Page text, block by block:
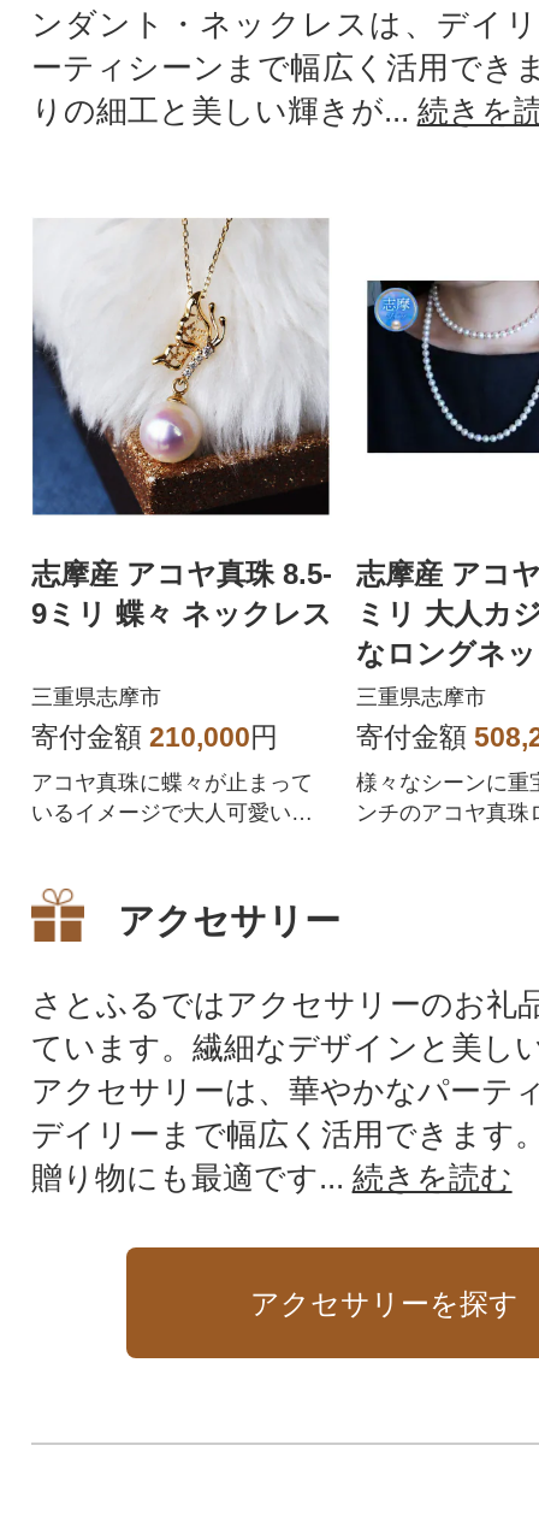
ンダント・ネックレスは、デイ
ーティシーンまで幅広く活用でき
りの細工と美しい輝きが... 続きを
志摩産 アコヤ真珠 8.5-
9ミリ 蝶々 ネックレス
三重県志摩市
寄付金額 210,000円
アコヤ真珠に蝶々が止まって
いるイメージで大人可愛いデ
志摩産 アコ
ミリ 大人カ
なロングネ
三重県志摩市
寄付金額
様々なシーンに重
ンチのアコヤ真珠
アクセサリー
さとふるではアクセサリーのお礼
ています。繊細なデザインと美し
アクセサリーは、華やかなパーテ
デイリーまで幅広く活用できます
贈り物にも最適です... 続きを読む
アクセサリーを探す